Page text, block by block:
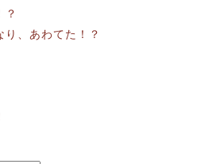
？
り、あわてた！？